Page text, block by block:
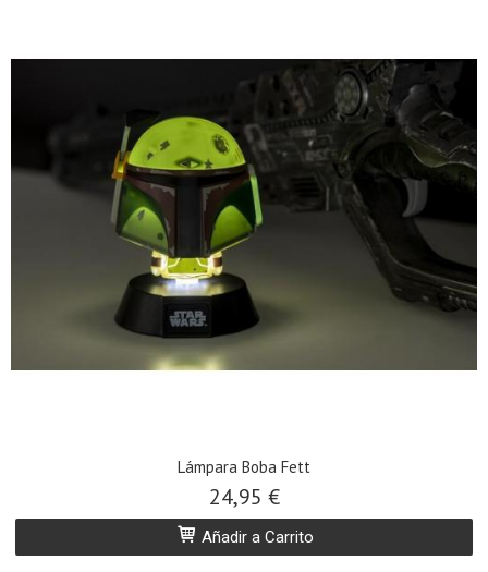
Lámpara Boba Fett
24,95 €
Añadir a Carrito